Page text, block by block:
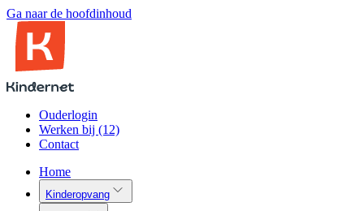
Ga naar de hoofdinhoud
Ouderlogin
Werken bij (12)
Contact
Home
Kinderopvang